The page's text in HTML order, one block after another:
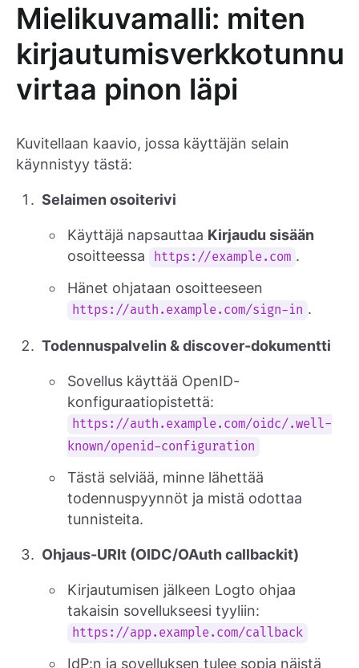
Mielikuvamalli: miten
virtaa pinon läpi
Kuvitellaan kaavio, jossa käyttäjän selain
käynnistyy tästä:
Selaimen osoiterivi
Käyttäjä napsauttaa Kirjaudu sisään
osoitteessa
https://example.com .
Hänet ohjataan osoitteeseen
https://auth.example.com/sign-in .
Todennuspalvelin & discover-dokumentti
Sovellus käyttää OpenID-
konfiguraatiopistettä:
https://auth.example.com/oidc/.well-
known/openid-configuration
Tästä selviää, minne lähettää
todennuspyynnöt ja mistä odottaa
tunnisteita.
Ohjaus-URIt (OIDC/OAuth callbackit)
Kirjautumisen jälkeen Logto ohjaa
takaisin sovellukseesi tyyliin:
https://app.example.com/callback
IdP:n ja sovelluksen tulee sopia näistä